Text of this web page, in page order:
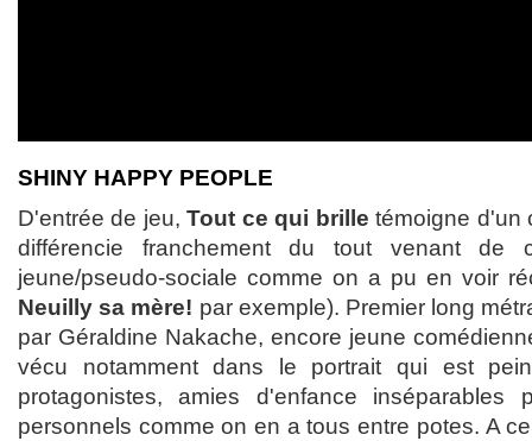
SHINY HAPPY PEOPLE
D'entrée de jeu,Tout ce qui brille témoigne d'un
différencie franchement du tout venant de
jeune/pseudo-sociale comme on a pu en voir
Neuilly sa mère! par exemple). Premier long
par Géraldine Nakache, encore jeune
vécu notamment dans le portrait qui est
protagonistes, amies d'enfance inséparables
personnels comme on en a tous entre potes. A